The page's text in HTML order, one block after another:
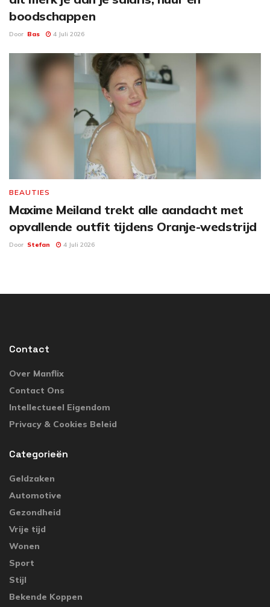
boodschappen
Door Bas 4 Juli 2026
BEAUTIES
Maxime Meiland trekt alle aandacht met
opvallende outfit tijdens Oranje-wedstrijd
Door Stefan 4 Juli 2026
Contact
Over Manflix
Contact Ons
Intellectueel Eigendom
Privacy & Cookies Beleid
Categorieën
Geldzaken
Automotive
Gezondheid
Vrije tijd
Wonen
Sport
Stijl
Bekende Koppen